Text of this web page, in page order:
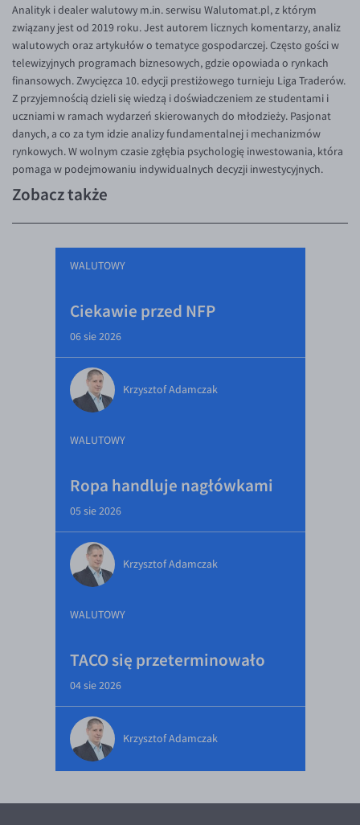
Analityk i dealer walutowy m.in. serwisu Walutomat.pl, z którym
związany jest od 2019 roku. Jest autorem licznych komentarzy, analiz
walutowych oraz artykułów o tematyce gospodarczej. Często gości w
telewizyjnych programach biznesowych, gdzie opowiada o rynkach
finansowych. Zwycięzca 10. edycji prestiżowego turnieju Liga Traderów.
Z przyjemnością dzieli się wiedzą i doświadczeniem ze studentami i
uczniami w ramach wydarzeń skierowanych do młodzieży. Pasjonat
danych, a co za tym idzie analizy fundamentalnej i mechanizmów
rynkowych. W wolnym czasie zgłębia psychologię inwestowania, która
pomaga w podejmowaniu indywidualnych decyzji inwestycyjnych.
Zobacz także
WALUTOWY
Ciekawie przed NFP
06 sie 2026
Krzysztof Adamczak
WALUTOWY
Ropa handluje nagłówkami
05 sie 2026
Krzysztof Adamczak
WALUTOWY
TACO się przeterminowało
04 sie 2026
Krzysztof Adamczak